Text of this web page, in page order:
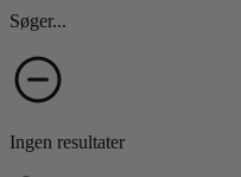
Søger...
Ingen resultater